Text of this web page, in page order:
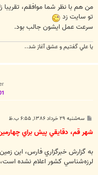
من هم با نظر شما موافقم، تقريبا
تو سايت زد
سرعت عمل ايشون جالب بود.
يا علي گفتيم و عشق آغاز شد..
ت
سه‌شنبه ۲۹ خرداد ۱۳۸۶, ۶:۵۵ ب.ظ
شهر قم، دقايقي پيش براي چهارمين بار طي 24 ساعت
به گزارش خبرگزاري فارس، اين
لرزه‌شناسي كشور اعلام نشده است، مقارن ساعت 18 و